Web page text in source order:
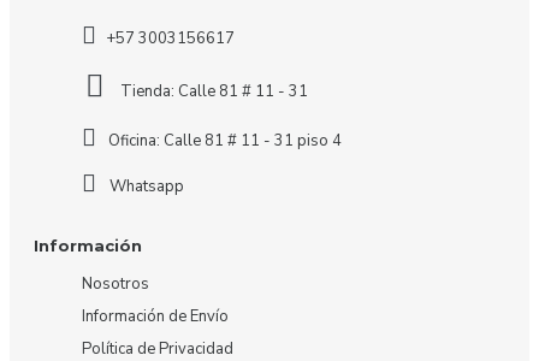
+57 3003156617
Tienda: Calle 81 # 11 - 31
Oficina: Calle 81 # 11 - 31 piso 4
Whatsapp
Información
Nosotros
Información de Envío
Política de Privacidad